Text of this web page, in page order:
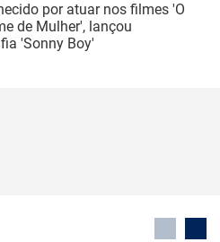
por atuar nos filmes 'O
de Mulher', lançou
'Sonny Boy'